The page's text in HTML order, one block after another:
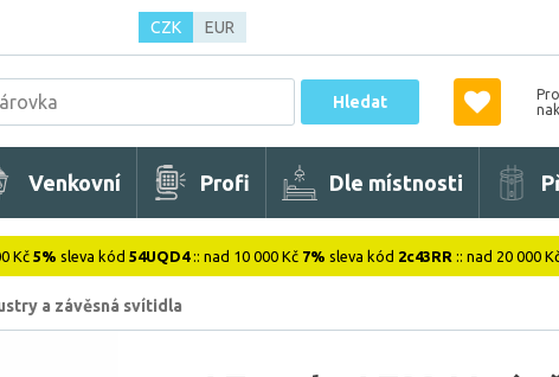
CZK EUR
Hledat Pro
Venkovní Profi Dle místnosti
Kč 5% sleva kód 54UQD4:: nad 10 000 Kč 7% sleva kód 2c43RR :: nad 20 000
a závěsná svítidla